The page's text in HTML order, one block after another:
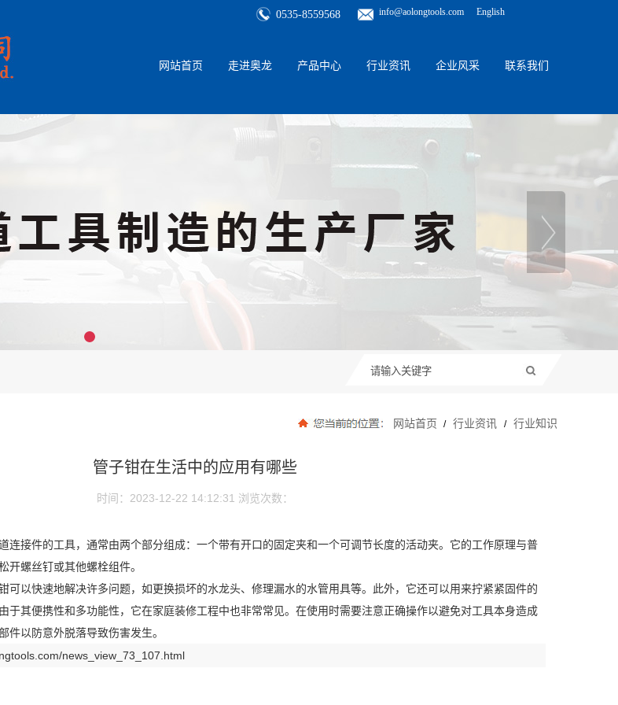
0535-8559568 info@aolongtools.com English
网站首页 走进奥龙 产品中心 行业资讯 企业风采 联系我们
网站首页 / 行业资讯 / 行业知识
管子钳在生活中的应用有哪些
时间：2023-12-22 14:12:31 浏览次数：
连接件的工具，通常由两个部分组成：一个带有开口的固定夹和一个可调节长度的活动夹。它的工作原理与普
开螺丝钉或其他螺栓组件。
可以快速地解决许多问题，如更换损坏的水龙头、修理漏水的水管用具等。此外，它还可以用来拧紧紧固件的
于其便携性和多功能性，它在家庭装修工程中也非常常见。在使用时需要注意正确操作以避免对工具本身造成
件以防意外脱落导致伤害发生。
news_view_73_107.html